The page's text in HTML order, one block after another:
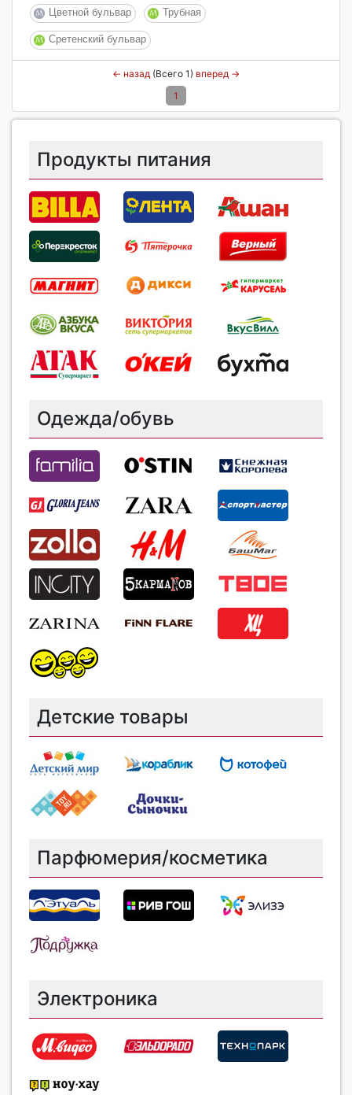
Цветной бульвар Трубная
Сретенский бульвар
← назад (Всего 1) вперед →
1
Продукты питания
Одежда/обувь
Детские товары
Парфюмерия/косметика
Электроника